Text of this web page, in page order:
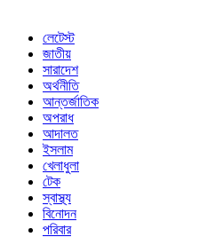
লেটেস্ট
জাতীয়
সারাদেশ
অর্থনীতি
আন্তর্জাতিক
অপরাধ
আদালত
ইসলাম
খেলাধুলা
টেক
স্বাস্থ্য
বিনোদন
পরিবার